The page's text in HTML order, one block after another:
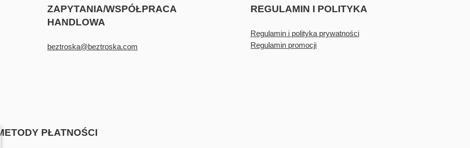
ZAPYTANIA/WSPÓŁPRACA
HANDLOWA
beztroska@beztroska.com
REGULAMIN I POLITYKA
Regulamin i polityka prywatności
Regulamin promocji
METODY PŁATNOŚCI